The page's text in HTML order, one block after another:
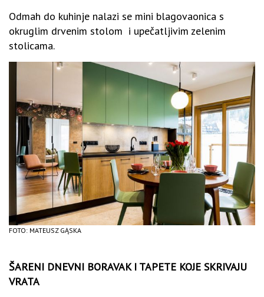
Odmah do kuhinje nalazi se mini blagovaonica s
okruglim drvenim stolom i upečatljivim zelenim
stolicama.
FOTO: MATEUSZ GĄSKA
ŠARENI DNEVNI BORAVAK I TAPETE KOJE SKRIVAJU
VRATA